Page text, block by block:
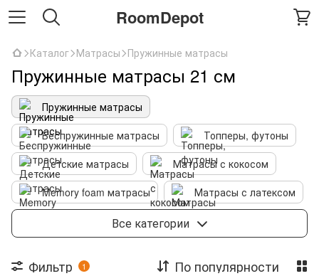
RoomDepot
Каталог Матрасы Пружинные матрасы
Пружинные матрасы 21 см
Пружинные матрасы
Беспружинные матрасы
Топперы, футоны
Детские матрасы
Матрасы с кокосом
Memory foam матрасы
Матрасы с латексом
Все категории
Фильтр 1 По популярности